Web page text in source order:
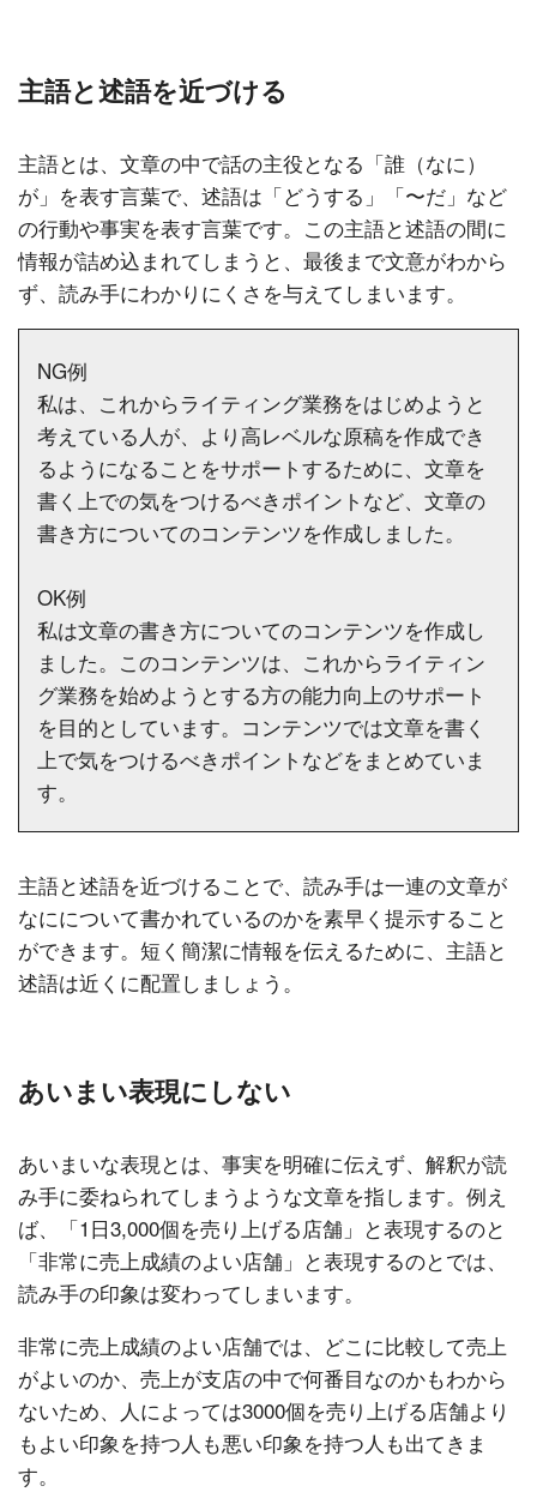
主語と述語を近づける
主語とは、文章の中で話の主役となる「誰（なに）
が」を表す言葉で、述語は「どうする」「〜だ」など
の行動や事実を表す言葉です。この主語と述語の間に
情報が詰め込まれてしまうと、最後まで文意がわから
ず、読み手にわかりにくさを与えてしまいます。
NG例
私は、これからライティング業務をはじめようと
考えている人が、より高レベルな原稿を作成でき
るようになることをサポートするために、文章を
書く上での気をつけるべきポイントなど、文章の
書き方についてのコンテンツを作成しました。
OK例
私は文章の書き方についてのコンテンツを作成し
ました。このコンテンツは、これからライティン
グ業務を始めようとする方の能力向上のサポート
を目的としています。コンテンツでは文章を書く
上で気をつけるべきポイントなどをまとめていま
す。
主語と述語を近づけることで、読み手は一連の文章が
なにについて書かれているのかを素早く提示すること
ができます。短く簡潔に情報を伝えるために、主語と
述語は近くに配置しましょう。
あいまい表現にしない
あいまいな表現とは、事実を明確に伝えず、解釈が読
み手に委ねられてしまうような文章を指します。例え
ば、「1日3,000個を売り上げる店舗」と表現するのと
「非常に売上成績のよい店舗」と表現するのとでは、
読み手の印象は変わってしまいます。
非常に売上成績のよい店舗では、どこに比較して売上
がよいのか、売上が支店の中で何番目なのかもわから
ないため、人によっては3000個を売り上げる店舗より
もよい印象を持つ人も悪い印象を持つ人も出てきま
す。